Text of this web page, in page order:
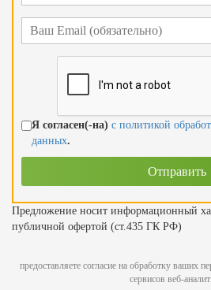
Я согласен(-на) с политикой
данных.
Предложение носит информационный
публичной офертой (ст.435 ГК РФ)
предоставляете согласие на обработку ваших
сервисов веб-